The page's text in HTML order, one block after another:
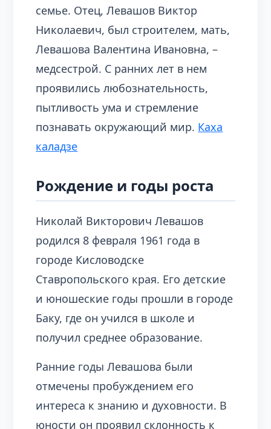
семье. Отец, Левашов Виктор
Николаевич, был строителем, мать,
Левашова Валентина Ивановна, –
медсестрой. С ранних лет в нем
проявились любознательность,
пытливость ума и стремление
познавать окружающий мир. Каха
каладзе
Рождение и годы роста
Николай Викторович Левашов
родился 8 февраля 1961 года в
городе Кисловодске
Ставропольского края. Его детские
и юношеские годы прошли в городе
Баку, где он учился в школе и
получил среднее образование.
Ранние годы Левашова были
отмечены пробуждением его
интереса к знанию и духовности. В
юности он проявил склонность к